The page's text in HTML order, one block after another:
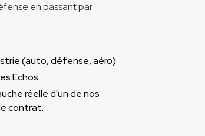
en passant par
(auto, défense, aéro)
Echos
réelle d'un de nos
contrat.